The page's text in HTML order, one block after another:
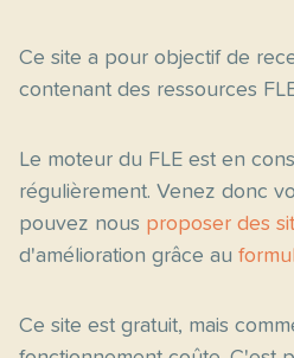
Ce site a pour objectif de
contenant des ressources
Le moteur du FLE est en
régulièrement. Venez donc
pouvez nous proposer des
d'amélioration grâce au
Ce site est gratuit, mais